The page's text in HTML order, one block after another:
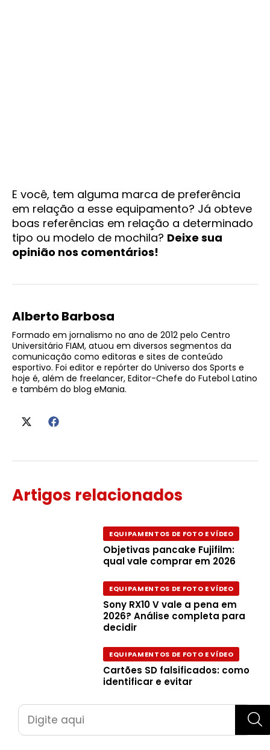
E você, tem alguma marca de preferência
em relação a esse equipamento? Já obteve
boas referências em relação a determinado
tipo ou modelo de mochila? Deixe sua
opinião nos comentários!
Alberto Barbosa
Formado em jornalismo no ano de 2012 pelo Centro
Universitário FIAM, atuou em diversos segmentos da
comunicação como editoras e sites de conteúdo
esportivo. Foi editor e repórter do Universo dos Sports e
hoje é, além de freelancer, Editor-Chefe do Futebol Latino
e também do blog eMania.
Artigos relacionados
EQUIPAMENTOS DE FOTO E VÍDEO
Objetivas pancake Fujifilm:
qual vale comprar em 2026
EQUIPAMENTOS DE FOTO E VÍDEO
Sony RX10 V vale a pena em
2026? Análise completa para
decidir
EQUIPAMENTOS DE FOTO E VÍDEO
Cartões SD falsificados: como
identificar e evitar
Pesquisar